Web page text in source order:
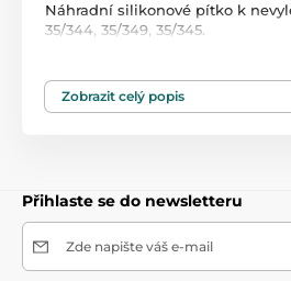
Náhradní silikonové pítko k
35/344, 35/349, 35/345.
V takovém případě je nutné pítko
Zobrazit celý popis
Přihlaste se do newsletteru
Zde napište váš e-mail